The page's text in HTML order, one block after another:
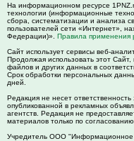
На информационном ресурсе
технологии (информационные
сбора, систематизации и анализа
пользователей сети «Интернет»,
Федерации)». Правила применения
Сайт использует сервисы веб-
Продолжая использовать этот
файлов и других данных в
Срок обработки персональных
дней.
Редакция не несет
опубликованной в рекламных
агентств. Редакция не
материалов только по
Учредитель ООО